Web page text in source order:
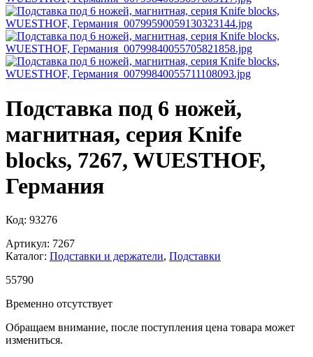
Подставка под 6 ножей,
магнитная, серия Knife
blocks, 7267, WUESTHOF,
Германия
Код: 93276
Артикул: 7267
Каталог: Подставки и держатели, Подставки
55790
Временно отсутствует
Обращаем внимание, после поступления цена товара может
измениться.